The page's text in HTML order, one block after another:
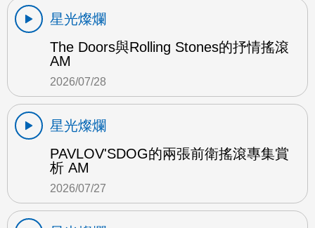
星光燦爛
The Doors與Rolling Stones的抒情搖滾
AM
2026/07/28
星光燦爛
PAVLOV'SDOG的兩張前衛搖滾專集賞
析 AM
2026/07/27